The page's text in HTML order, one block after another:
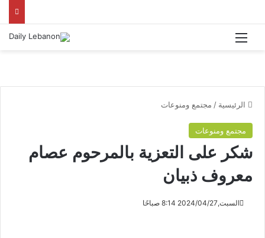
القائمة
الرئيسية / مجتمع ومنوعات
مجتمع ومنوعات
شكر على التعزية بالمرحوم عصام
معروف ذبيان
السبت,2024/04/27 8:14 صباحًا